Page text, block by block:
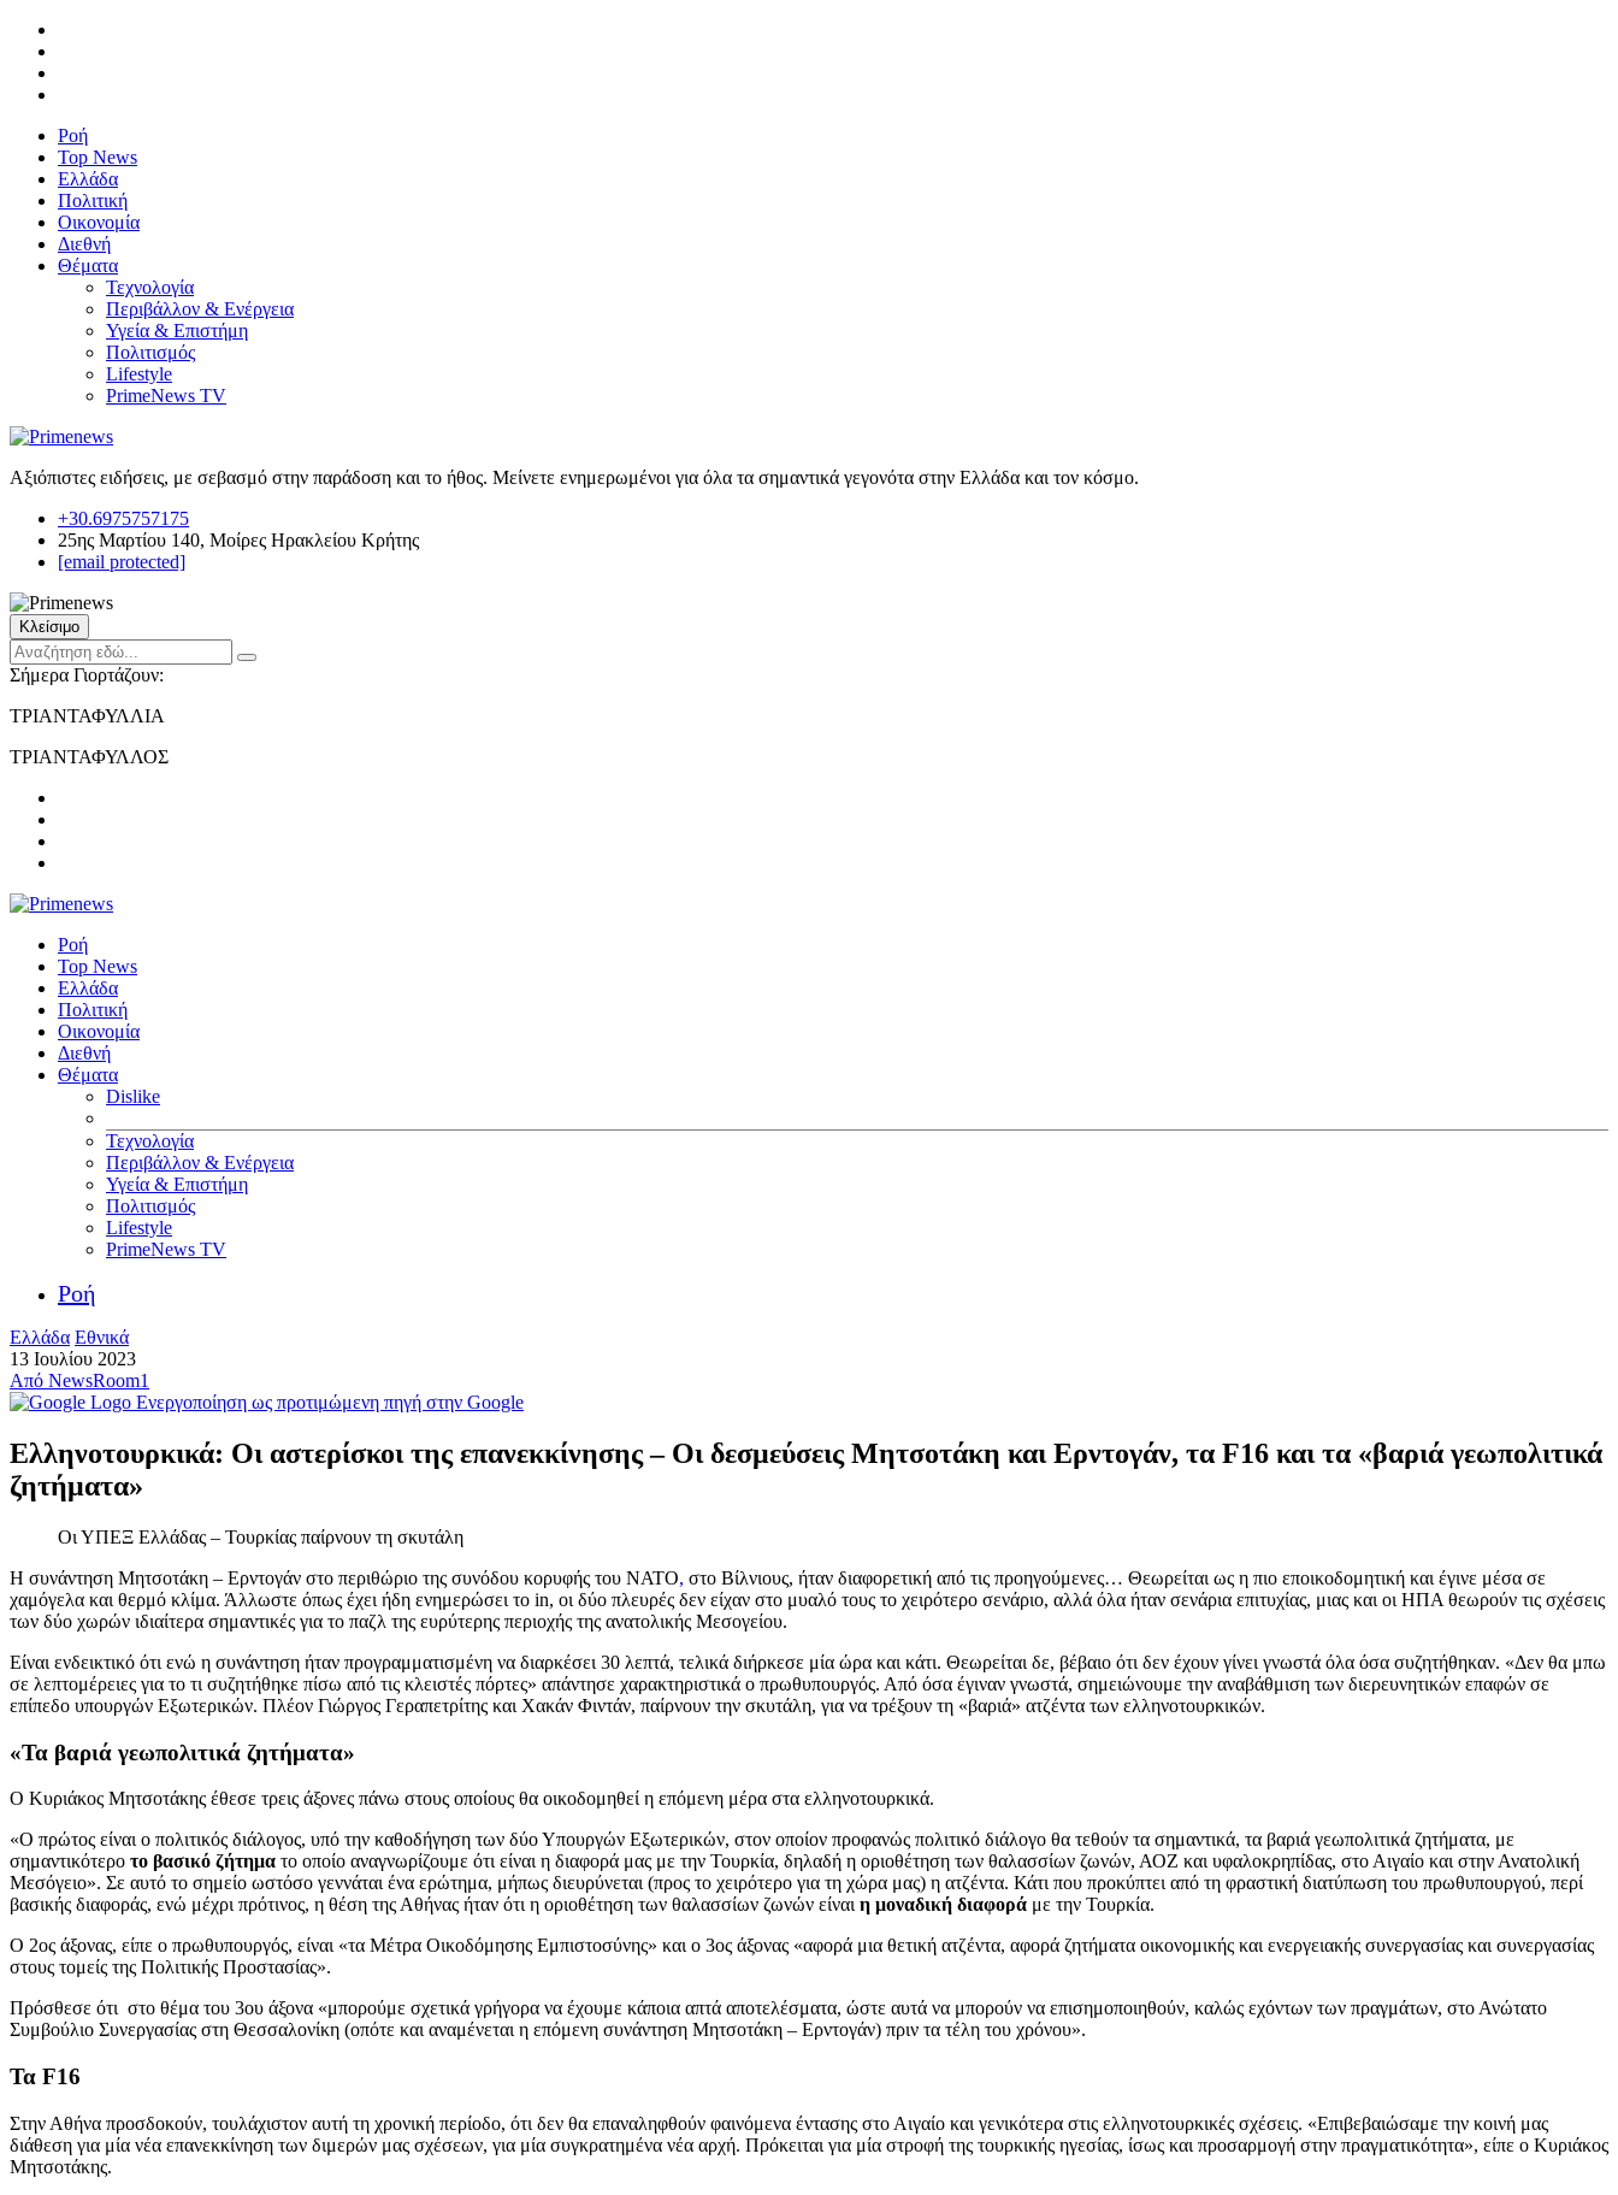
Ροή
Top News
Ελλάδα
Πολιτική
Οικονομία
Διεθνή
Θέματα
Τεχνολογία
Περιβάλλον & Ενέργεια
Υγεία & Επιστήμη
Πολιτισμός
Lifestyle
PrimeNews TV
Αξιόπιστες ειδήσεις, με σεβασμό στην παράδοση και το ήθος. Μείνετε ενημερωμένοι για όλα τα σημαντικά γεγονότα στην Ελλάδα και τον κόσμο.
+30.6975757175
25ης Μαρτίου 140, Μοίρες Ηρακλείου Κρήτης
[email protected]
Κλείσιμο
Σήμερα Γιορτάζουν:
ΤΡΙΑΝΤΑΦΥΛΛΙΑ
ΤΡΙΑΝΤΑΦΥΛΛΟΣ
Ροή
Top News
Ελλάδα
Πολιτική
Οικονομία
Διεθνή
Θέματα
Dislike
Τεχνολογία
Περιβάλλον & Ενέργεια
Υγεία & Επιστήμη
Πολιτισμός
Lifestyle
PrimeNews TV
Ροή
Ελλάδα Εθνικά
13 Ιουλίου 2023
Από NewsRoom1
Ενεργοποίηση ως προτιμώμενη πηγή στην Google
Ελληνοτουρκικά: Οι αστερίσκοι της επανεκκίνησης – Οι δεσμεύσεις Μητσοτάκη και Ερντογάν, τα F16 και τα «βαριά γεωπολιτικά
ζητήματα»
Οι ΥΠΕΞ Ελλάδας – Τουρκίας παίρνουν τη σκυτάλη
Η συνάντηση Μητσοτάκη – Ερντογάν στο περιθώριο της συνόδου κορυφής του ΝΑΤΟ, στο Βίλνιους, ήταν διαφορετική από τις προηγούμενες… Θεωρείται ως η πιο εποικοδομητική και έγινε μέσα σε
χαμόγελα και θερμό κλίμα. Άλλωστε όπως έχει ήδη ενημερώσει το in, οι δύο πλευρές δεν είχαν στο μυαλό τους το χειρότερο σενάριο, αλλά όλα ήταν σενάρια επιτυχίας, μιας και οι ΗΠΑ θεωρούν τις σχέσεις
των δύο χωρών ιδιαίτερα σημαντικές για το παζλ της ευρύτερης περιοχής της ανατολικής Μεσογείου.
Είναι ενδεικτικό ότι ενώ η συνάντηση ήταν προγραμματισμένη να διαρκέσει 30 λεπτά, τελικά διήρκεσε μία ώρα και κάτι. Θεωρείται δε, βέβαιο ότι δεν έχουν γίνει γνωστά όλα όσα συζητήθηκαν. «Δεν θα μπω
σε λεπτομέρειες για το τι συζητήθηκε πίσω από τις κλειστές πόρτες» απάντησε χαρακτηριστικά ο πρωθυπουργός. Από όσα έγιναν γνωστά, σημειώνουμε την αναβάθμιση των διερευνητικών επαφών σε
επίπεδο υπουργών Εξωτερικών. Πλέον Γιώργος Γεραπετρίτης και Χακάν Φιντάν, παίρνουν την σκυτάλη, για να τρέξουν τη «βαριά» ατζέντα των ελληνοτουρκικών.
«Τα βαριά γεωπολιτικά ζητήματα»
Ο Κυριάκος Μητσοτάκης έθεσε τρεις άξονες πάνω στους οποίους θα οικοδομηθεί η επόμενη μέρα στα ελληνοτουρκικά.
«Ο πρώτος είναι ο πολιτικός διάλογος, υπό την καθοδήγηση των δύο Υπουργών Εξωτερικών, στον οποίον προφανώς πολιτικό διάλογο θα τεθούν τα σημαντικά, τα βαριά γεωπολιτικά ζητήματα, με
σημαντικότερο το βασικό ζήτημα το οποίο αναγνωρίζουμε ότι είναι η διαφορά μας με την Τουρκία, δηλαδή η οριοθέτηση των θαλασσίων ζωνών, ΑΟΖ και υφαλοκρηπίδας, στο Αιγαίο και στην Ανατολική
Μεσόγειο». Σε αυτό το σημείο ωστόσο γεννάται ένα ερώτημα, μήπως διευρύνεται (προς το χειρότερο για τη χώρα μας) η ατζέντα. Κάτι που προκύπτει από τη φραστική διατύπωση του πρωθυπουργού, περί
βασικής διαφοράς, ενώ μέχρι πρότινος, η θέση της Αθήνας ήταν ότι η οριοθέτηση των θαλασσίων ζωνών είναι η μοναδική διαφορά με την Τουρκία.
Ο 2ος άξονας, είπε ο πρωθυπουργός, είναι «τα Μέτρα Οικοδόμησης Εμπιστοσύνης» και ο 3ος άξονας «αφορά μια θετική ατζέντα, αφορά ζητήματα οικονομικής και ενεργειακής συνεργασίας και συνεργασίας
στους τομείς της Πολιτικής Προστασίας».
Πρόσθεσε ότι στο θέμα του 3ου άξονα «μπορούμε σχετικά γρήγορα να έχουμε κάποια απτά αποτελέσματα, ώστε αυτά να μπορούν να επισημοποιηθούν, καλώς εχόντων των πραγμάτων, στο Ανώτατο
Συμβούλιο Συνεργασίας στη Θεσσαλονίκη (οπότε και αναμένεται η επόμενη συνάντηση Μητσοτάκη – Ερντογάν) πριν τα τέλη του χρόνου».
Τα F16
Στην Αθήνα προσδοκούν, τουλάχιστον αυτή τη χρονική περίοδο, ότι δεν θα επαναληφθούν φαινόμενα έντασης στο Αιγαίο και γενικότερα στις ελληνοτουρκικές σχέσεις. «Επιβεβαιώσαμε την κοινή μας
διάθεση για μία νέα επανεκκίνηση των διμερών μας σχέσεων, για μία συγκρατημένα νέα αρχή. Πρόκειται για μία στροφή της τουρκικής ηγεσίας, ίσως και προσαρμογή στην πραγματικότητα», είπε ο Κυριάκος
Μητσοτάκης.